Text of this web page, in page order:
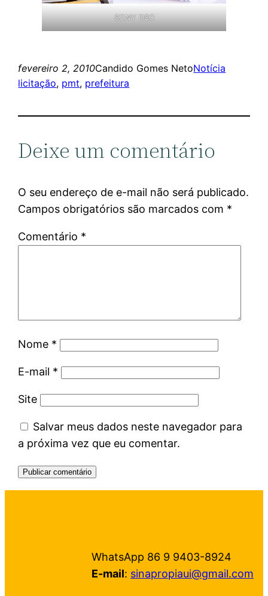
SONY DSC
fevereiro 2, 2010Candido Gomes NetoNotícia
licitação, pmt, prefeitura
Deixe um comentário
O seu endereço de e-mail não será publicado.
Campos obrigatórios são marcados com *
Comentário *
Nome *
E-mail *
Site
Salvar meus dados neste navegador para
a próxima vez que eu comentar.
WhatsApp 86 9 9403-8924
E-mail: sinapropiaui@gmail.com